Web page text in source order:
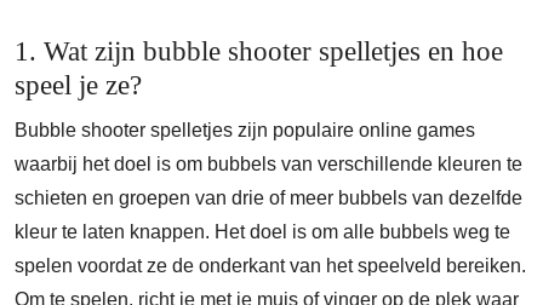
1. Wat zijn bubble shooter spelletjes en hoe
speel je ze?
Bubble shooter spelletjes zijn populaire online games
waarbij het doel is om bubbels van verschillende kleuren te
schieten en groepen van drie of meer bubbels van dezelfde
kleur te laten knappen. Het doel is om alle bubbels weg te
spelen voordat ze de onderkant van het speelveld bereiken.
Om te spelen, richt je met je muis of vinger op de plek waar